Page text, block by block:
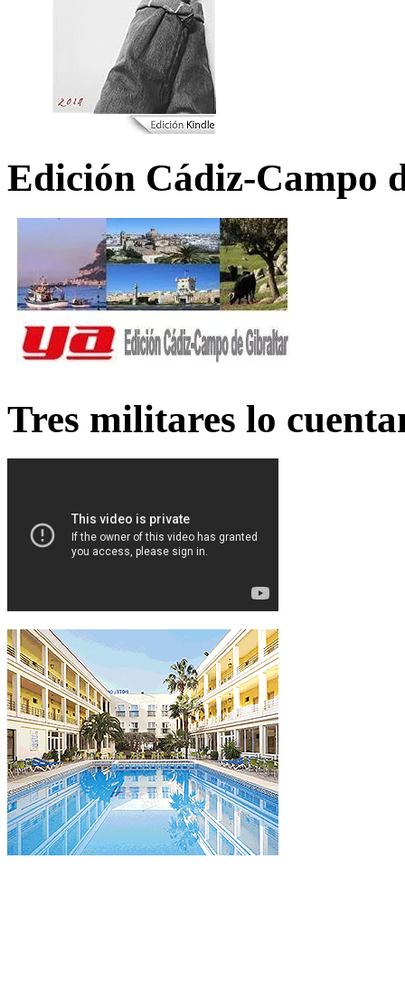
Edición Cádiz-Campo
Tres militares lo